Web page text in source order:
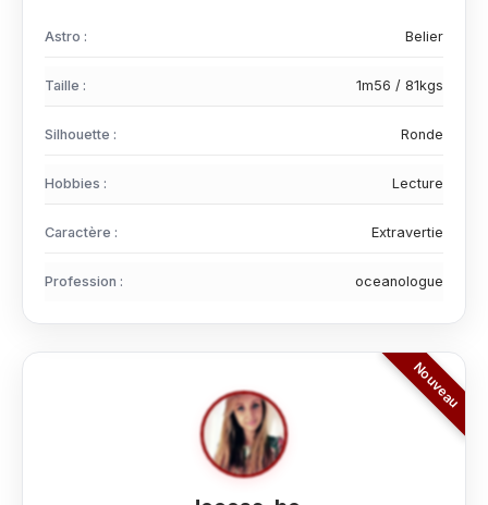
Astro : Belier
Taille : 1m56 / 81kgs
Silhouette : Ronde
Hobbies : Lecture
Caractère : Extravertie
Profession : oceanologue